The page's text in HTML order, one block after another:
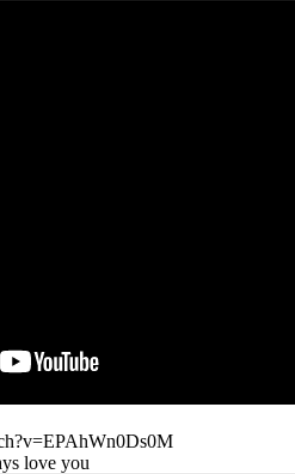
love you